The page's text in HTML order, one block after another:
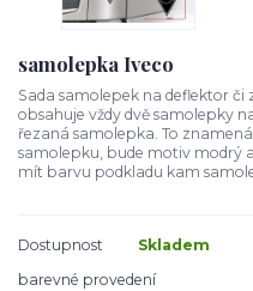
samolepka Iveco
Sada samolepek na deflektor
obsahuje vždy dvě samolepky
řezaná samolepka. To
samolepku, bude motiv modrý
mít barvu podkladu kam
Dostupnost
Skladem
barevné provedení